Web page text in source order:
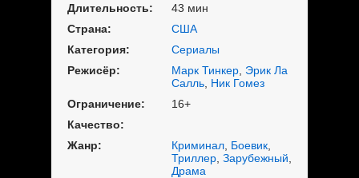
Длительность:
43 мин
Страна:
США
Категория:
Сериалы
Режисёр:
Марк Тинкер Эрик Ла
Салль Ник Гомез
Ограничение:
16+
Качество:
Жанр:
Криминал Боевик
Триллер Зарубежный
Драма